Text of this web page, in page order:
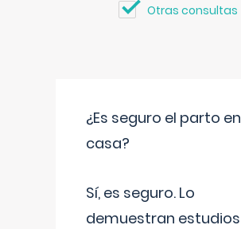
Otras consultas
¿Es seguro el parto en
casa?
Sí, es seguro. Lo
demuestran estudios